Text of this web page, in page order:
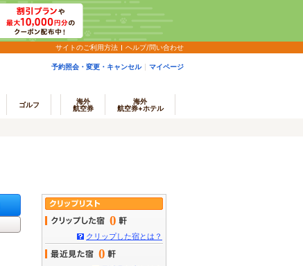
サイトのご利用方法 ヘルプ/問い合わせ
予約照会・変更・キャンセル マイページ
ゴルフ
海外
航空券
海外
航空券+ホテル
0
クリップした宿とは？
0